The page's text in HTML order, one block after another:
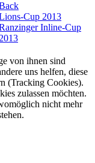
Cup 2013
Inline-Cup
von ihnen sind
uns helfen, diese
(Tracking Cookies).
zulassen möchten.
nicht mehr